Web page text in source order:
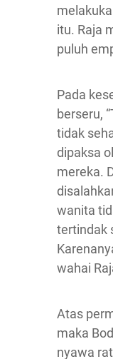
itu. Raja
puluh
Pada
berseru,
tidak
dipaksa
mereka.
wanita
tertindak
wahai
Atas
maka
nyawa